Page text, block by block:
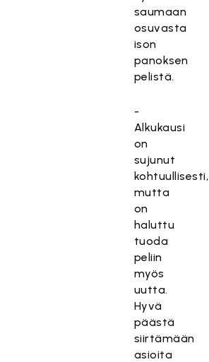
saumaan
osuvasta
ison
panoksen
pelistä.
-
Alkukausi
on
sujunut
kohtuullisesti,
mutta
on
haluttu
tuoda
peliin
myös
uutta.
Hyvä
päästä
siirtämään
asioita